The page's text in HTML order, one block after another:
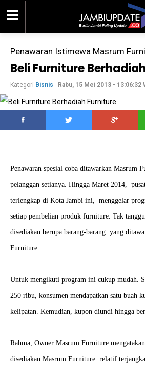
Penawaran Istimewa Masrum
Beli Furniture
Kategori Bisnis - Rabu, 15 Mei 2013 - 13:06:32
Penawaran spesial coba ditawarkan Masrum
pelanggan setianya. Hingga Maret 2014,
terlengkap di Kota Jambi ini, menggelar
setiap pembelian produk furniture. Tak
disediakan berupa barang-barang yang
Furniture.
Untuk mengikuti program ini cukup mudah.
250 ribu, konsumen mendapatkan satu buah
kelipatan. Kemudian, kupon diundi hingga
Rahma, Owner Masrum Furniture
disediakan Masrum Furniture relatif